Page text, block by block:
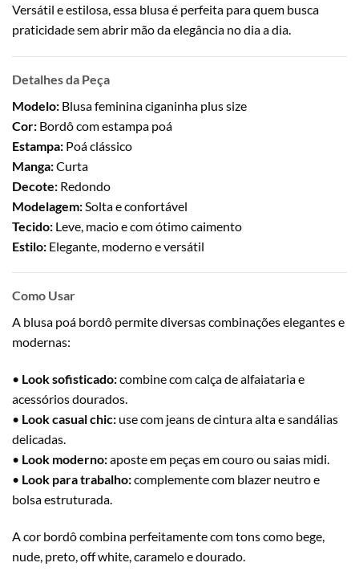
Versátil e estilosa, essa blusa é perfeita para quem busca
praticidade sem abrir mão da elegância no dia a dia.
Detalhes da Peça
Modelo: Blusa feminina ciganinha plus size
Cor: Bordô com estampa poá
Estampa: Poá clássico
Manga:Curta
Decote: Redondo
Modelagem: Solta e confortável
Tecido: Leve, macio e com ótimo caimento
Estilo: Elegante, moderno e versátil
Como Usar
A blusa poá bordô permite diversas combinações elegantes e
modernas:
• Look sofisticado:combine com calça de alfaiataria e
acessórios dourados.
• Look casual chic: use com jeans de cintura alta e sandálias
delicadas.
• Look moderno:aposte em peças em couro ou saias midi.
• Look para trabalho:complemente com blazer neutro e
bolsa estruturada.
A cor bordô combina perfeitamente com tons como bege,
nude, preto, off white, caramelo e dourado.